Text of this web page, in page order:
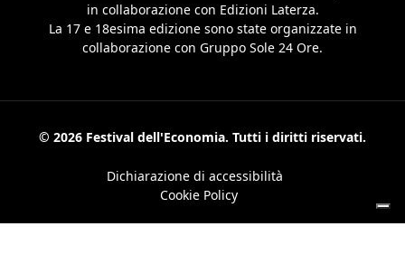
in collaborazione con Edizioni Laterza.
La 17 e 18esima edizione sono state organizzate in
collaborazione con Gruppo Sole 24 Ore.
© 2026 Festival dell'Economia. Tutti i diritti riservati.
Dichiarazione di accessibilità
Cookie Policy